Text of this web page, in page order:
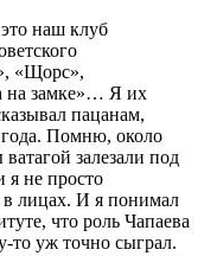
наш клуб
«Щорс»,
на замке»… Я их
пацанам,
Помню, около
залезали под
я не просто
в лицах. И я понимал
что роль Чапаева
то уж точно сыграл.